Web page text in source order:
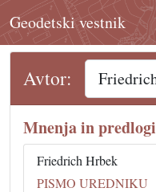
Geodetski vestnik
Avtor:
Mnenja in predlogi
Friedrich Hrbek
PISMO UREDNIKU